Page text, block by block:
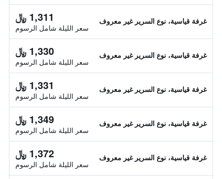
غرفة قياسية، نوع السرير غير معروف 1,311 ﷼
سعر الليلة شامل الرسوم
غرفة قياسية، نوع السرير غير معروف 1,330 ﷼
سعر الليلة شامل الرسوم
غرفة قياسية، نوع السرير غير معروف 1,331 ﷼
سعر الليلة شامل الرسوم
غرفة قياسية، نوع السرير غير معروف 1,349 ﷼
سعر الليلة شامل الرسوم
غرفة قياسية، نوع السرير غير معروف 1,372 ﷼
سعر الليلة شامل الرسوم